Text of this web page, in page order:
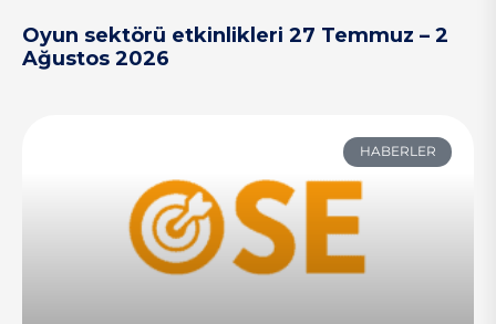
Oyun sektörü etkinlikleri 27 Temmuz – 2
Ağustos 2026
HABERLER